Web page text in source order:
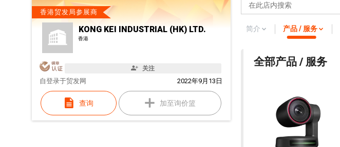
香港贸发局参展商
KONG KEI INDUSTRIAL (HK) LTD.
香港
关注
自 2022年9月13日
登录于贸发网
查询 加至询价篮
简介 产品 / 服务
全部产品 / 服务